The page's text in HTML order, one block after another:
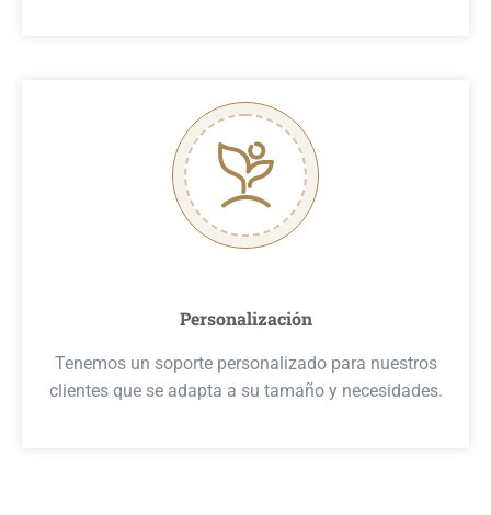
Personalización
Tenemos un soporte personalizado para nuestros
clientes que se adapta a su tamaño y necesidades.